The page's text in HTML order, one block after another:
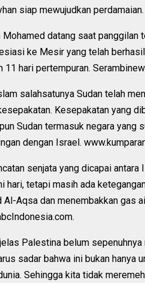
siap mewujudkan perdamaian.
Mohamed datang saat
ke Mesir yang telah
11 hari pertempuran.
salahsatunya Sudan telah
Kesepakatan yang
Sudan termasuk negara yang
dengan Israel.
senjata yang dicapai
tetapi masih ada
Aqsa dan menembakkan gas
Palestina belum
sadar bahwa ini bukan hanya
Sehingga kita tidak